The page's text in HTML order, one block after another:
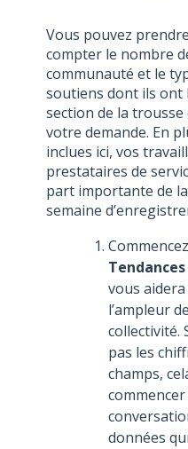
Vous pouvez
compter le nombre
communauté et le
soutiens dont ils ont
section de la trousse
votre demande. En
inclues ici, vos
prestataires de
part importante de
semaine
vous
l’ampleur
collectivité.
pas les
champs,
données